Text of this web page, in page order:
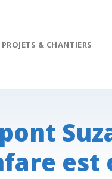
PROJETS & CHANTIERS
est